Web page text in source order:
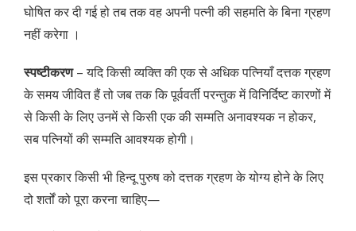
घोषित कर दी गई हो तब तक वह अपनी पत्नी की सहमति के बिना ग्रहण
नहीं करेगा ।
स्पष्टीकरण– यदि किसी व्यक्ति की एक से अधिक पत्नियाँ दत्तक ग्रहण
के समय जीवित हैं तो जब तक कि पूर्ववर्ती परन्तुक में विनिर्दिष्ट कारणों में
से किसी के लिए उनमें से किसी एक की सम्मति अनावश्यक न होकर,
सब पत्नियों की सम्मति आवश्यक होगी।
इस प्रकार किसी भी हिन्दू पुरुष को दत्तक ग्रहण के योग्य होने के लिए
दो शर्तों को पूरा करना चाहिए—